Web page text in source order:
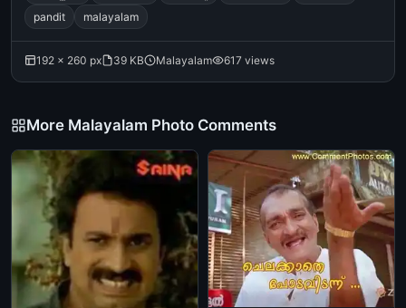
pandit
malayalam
192 × 260 px 39 KB Malayalam 617 views
More Malayalam Photo Comments